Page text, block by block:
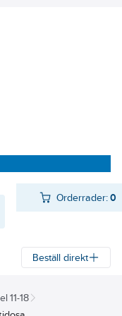
Orderrader:0
Beställ direkt
11-18